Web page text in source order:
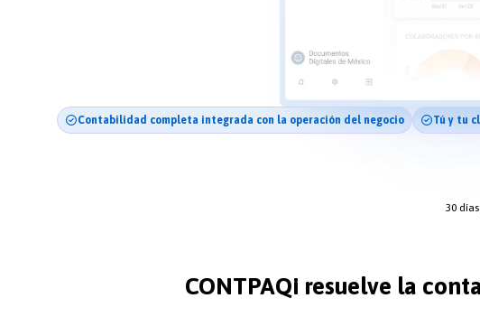
Contabilidad completa integrada con la operación del negocio Tú y tu
30
CONTPAQi resuelve la